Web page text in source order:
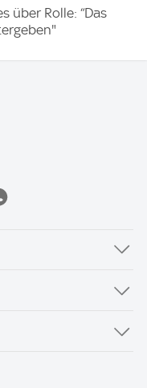
über Rolle: “Das